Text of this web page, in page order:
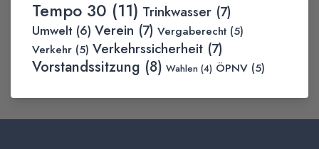
Tempo 30 (11) Trinkwasser (7)
Umwelt (6) Verein (7) Vergaberecht (5)
Verkehr (5) Verkehrssicherheit (7)
Vorstandssitzung (8) Wahlen (4) ÖPNV (5)